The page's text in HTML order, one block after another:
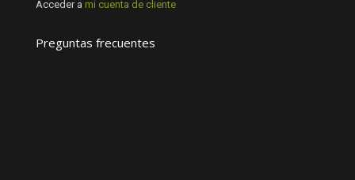
Acceder a mi cuenta de cliente
Preguntas frecuentes